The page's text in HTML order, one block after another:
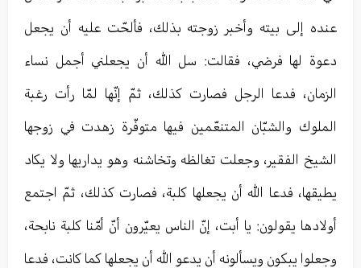
عنده إلى بيته وأخبر زوجته بذلك، فألحّت عليه أن يجعل
دعوة لها فرضي، فقالت: سل الله أن يجعلني أجمل نساء
الزمان، فدعا الرجل فصارت كذلك، ثمّ إنّها لمّا رأت رغبة
الملوك والشبّان المتنعّمين فيها متوفّرة زهدت في زوجها
الشيخ الفقير، وجعلت تغالظه وتخاشنه وهو يداريها ولا يكاد
يطيقها، فدعا الله أن يجعلها كلبة، فصارت كذلك، ثمّ اجتمع
أولادها يقولون: يا أبت، إنّ الناس يعيّرون أنّ أمّنا كلبة نابحة،
وجعلوا يبكون ويسألونه أن يدعو الله أن يجعلها كما كانت، فدعا